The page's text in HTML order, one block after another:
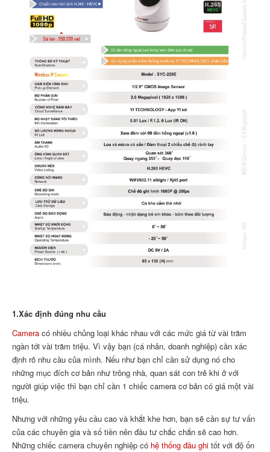
1.Xác định đúng nhu cầu
Camera có nhiều chủng loại khác nhau với các mức giá từ vài trăm
ngàn tới vài trăm triệu. Vì vậy bạn (cá nhân, doanh nghiệp) cần xác
định rõ nhu cầu của mình. Nếu như bạn chỉ cần sử dụng nó cho
những mục đích cơ bản như trông nhà, quan sát con trẻ khi ở với
người giúp việc thì bạn chỉ cần 1 chiếc camera cơ bản có giá một vài
triệu.
Nhưng với những yêu cầu cao và khắt khe hơn, bạn sẽ cần sự tư vấn
của các chuyên gia và số tiền nên đầu tư chắc chắn sẽ cao hơn.
Những chiếc camera chuyên nghiệp có hệ thống đầu ghi tốt với độ ổn